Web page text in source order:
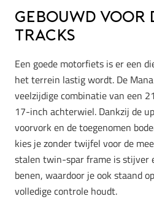
Gebouwd voor
tracks
Een goede motorfiets is er een
het terrein lastig wordt. De
veelzijdige combinatie van een
17-inch achterwiel. Dankzij de
voorvork en de toegenomen
kies je zonder twijfel voor de
stalen twin-spar frame is stijver
benen, waardoor je ook staand
volledige controle houdt.